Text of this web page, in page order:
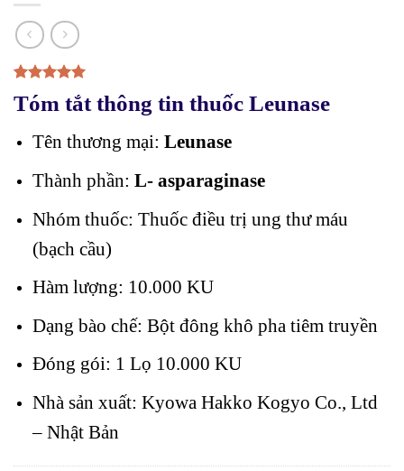
5.00 trên 5
dựa trên
Tóm tắt thông tin thuốc Leunase
Tên thương mại: Leunase
Thành phần: L- asparaginase
Nhóm thuốc: Thuốc điều trị ung thư máu
(bạch cầu)
Hàm lượng: 10.000 KU
Dạng bào chế: Bột đông khô pha tiêm truyền
Đóng gói: 1 Lọ 10.000 KU
Nhà sản xuất: Kyowa Hakko Kogyo Co., Ltd
– Nhật Bản